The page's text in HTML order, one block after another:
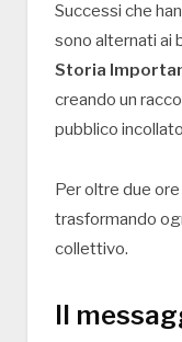
Successi che
sono alternati ai
Storia
creando un
pubblico
Per oltre due ore
trasformando
collettivo.
Il